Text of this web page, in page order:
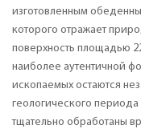
изготовленным
которого отражает
поверхность площадью
наиболее аутентичной
ископаемых остаются
геологического
тщательно обработаны